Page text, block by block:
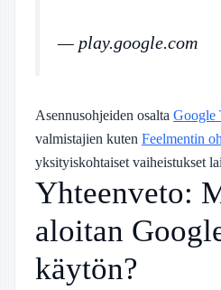
— play.google.com
Asennusohjeiden osalta Google
valmistajien kuten Feelmentin
yksityiskohtaiset vaiheistukset
Yhteenveto:
aloitan
käytön?